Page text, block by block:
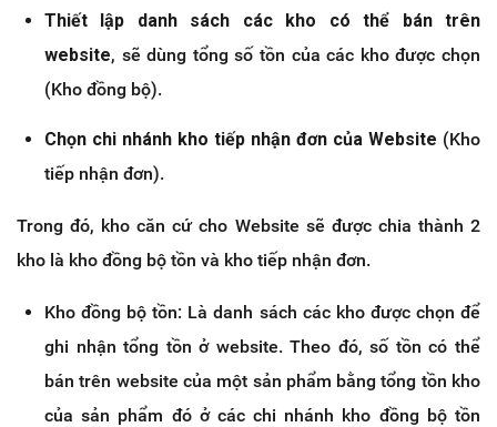
Thiết lập danh sách các kho có thể bán trên
website, sẽ dùng tổng số tồn của các kho được chọn
(Kho đồng bộ).
Chọn chi nhánh kho tiếp nhận đơn của Website (Kho
tiếp nhận đơn).
Trong đó, kho căn cứ cho Website sẽ được chia thành 2
kho là kho đồng bộ tồn và kho tiếp nhận đơn.
Kho đồng bộ tồn: Là danh sách các kho được chọn để
ghi nhận tổng tồn ở website. Theo đó, số tồn có thể
bán trên website của một sản phẩm bằng tổng tồn kho
của sản phẩm đó ở các chi nhánh kho đồng bộ tồn